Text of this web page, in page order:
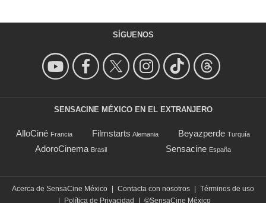
SÍGUENOS
SENSACINE MÉXICO EN EL EXTRANJERO
AlloCiné Francia Filmstarts Alemania Beyazperde Turquía
AdoroCinema Brasil Sensacine España
Acerca de SensaCine México Contacta con nosotros
Términos de uso
Política de Privacidad ©SensaCine México